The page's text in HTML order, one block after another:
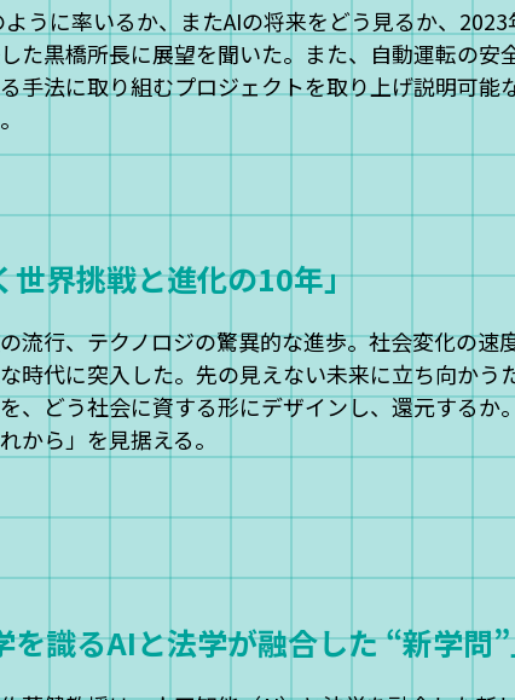
うに率いるか、またAIの将来をどう見るか、
た黒橋所長に展望を聞いた。また、自動運転の安
手法に取り組むプロジェクトを取り上げ説明可能
世界挑戦と進化の10年」
流行、テクノロジの驚異的な進歩。社会変化の速
時代に突入した。先の見えない未来に立ち向かう
、どう社会に資する形にデザインし、還元するか
から」を見据える。
を識るAIと法学が融合した “新学問